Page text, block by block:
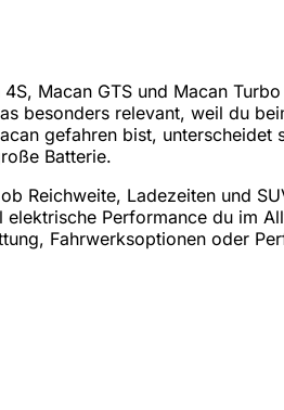
Macan GTS und Macan
besonders relevant, weil du
gefahren bist, unterscheidet
Batterie.
Reichweite, Ladezeiten und
elektrische Performance du im
Fahrwerksoptionen oder